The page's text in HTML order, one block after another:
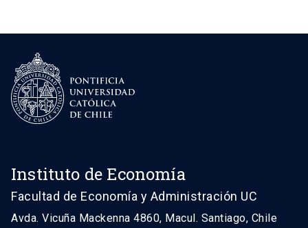
Instituto de Economía
Facultad de Economía y Administración UC
Avda. Vicuña Mackenna 4860, Macul. Santiago, Chile